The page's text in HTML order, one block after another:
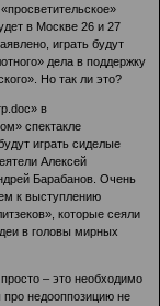
в Москве 26 и 27
играть будут
дела в поддержку
Но так ли это?
в
спектакле
играть сиделые
Алексей
Барабанов. Очень
к выступлению
которые сеяли
в головы мирных
– это необходимо
про недооппозицию не